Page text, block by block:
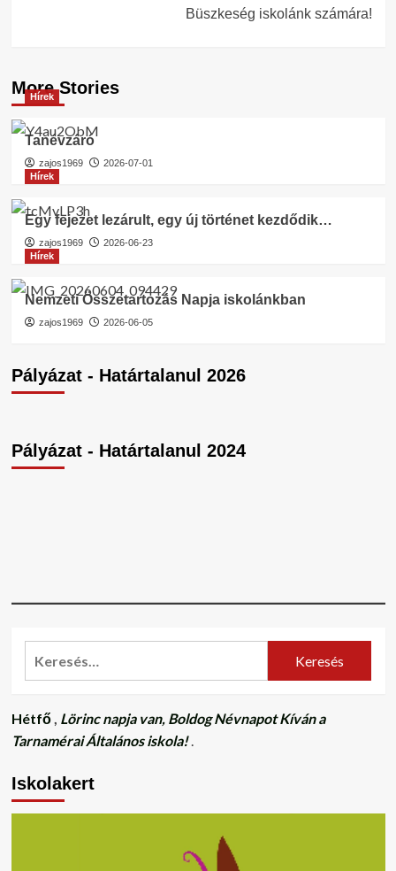
Büszkeség iskolánk számára!
More Stories
Hírek
Tanévzáró
zajos1969
2026-07-01
Hírek
Egy fejezet lezárult, egy új történet kezdődik…
zajos1969
2026-06-23
Hírek
Nemzeti Összetartozás Napja iskolánkban
zajos1969 2026-06-05
Pályázat - Határtalanul 2026
Pályázat - Határtalanul 2024
Hétfő, Lörinc napja van, Boldog Névnapot Kíván a
Tarnamérai Általános iskola!.
Iskolakert